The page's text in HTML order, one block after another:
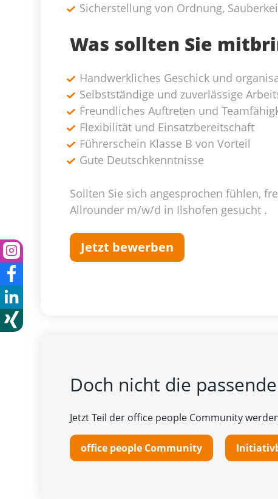
Sicherstellung von Ordnung,
Was sollten Sie
Handwerkliches Geschick und
Selbstständige und zuverlässige
Freundliches Auftreten und
Flexibilität und Einsatzbereitschaft
Führerschein Klasse B von Vorteil
Gute Deutschkenntnisse
Sollten Sie sich angesprochen fühlen,
Allrounder m/w/d in Ilshofen gesucht .
Jetzt bewerben
Doch nicht die
Jetzt Teil der office people Community
office people Community